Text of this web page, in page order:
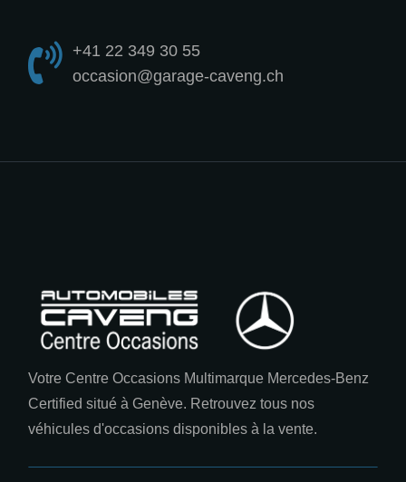
+41 22 349 30 55
occasion@garage-caveng.ch
Votre Centre Occasions Multimarque Mercedes-Benz
Certified situé à Genève. Retrouvez tous nos
véhicules d'occasions disponibles à la vente.